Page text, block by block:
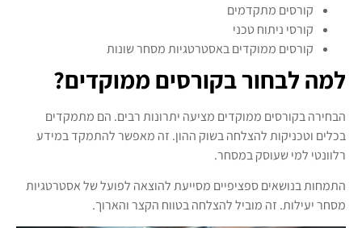
קורסים מתקדמים
קורסי ניתוח טכני
קורסים ממוקדים באסטרטגיות מסחר שונות
למה לבחור בקורסים ממוקדים?
הבחירה בקורסים ממוקדים מציעה יתרונות רבים. הם מתמקדים
בכלים וטכניקות להצלחה בשוק ההון. זה מאפשר להתמקד במידע
רלוונטי למי שעוסק במסחר.
התמחות בנושאים ספציפיים מסייעת להוצאה לפועל של אסטרטגיות
מסחר יעילות. זה מוביל להצלחה בטווח הקצר והארוך.